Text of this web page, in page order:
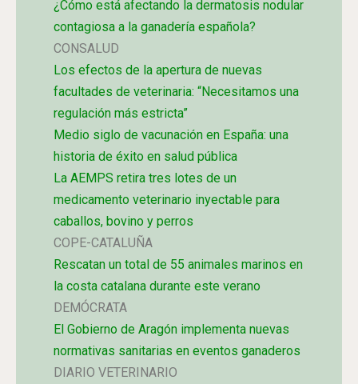
¿Cómo está afectando la dermatosis nodular
contagiosa a la ganadería española?
CONSALUD
Los efectos de la apertura de nuevas
facultades de veterinaria: “Necesitamos una
regulación más estricta”
Medio siglo de vacunación en España: una
historia de éxito en salud pública
La AEMPS retira tres lotes de un
medicamento veterinario inyectable para
caballos, bovino y perros
COPE-CATALUÑA
Rescatan un total de 55 animales marinos en
la costa catalana durante este verano
DEMÓCRATA
El Gobierno de Aragón implementa nuevas
normativas sanitarias en eventos ganaderos
DIARIO VETERINARIO